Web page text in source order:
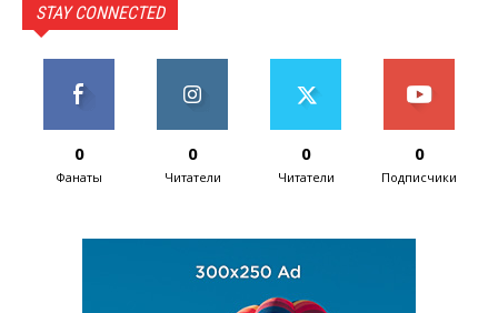
STAY CONNECTED
0
Фанаты
0
Читатели
0
Читатели
0
Подписчики